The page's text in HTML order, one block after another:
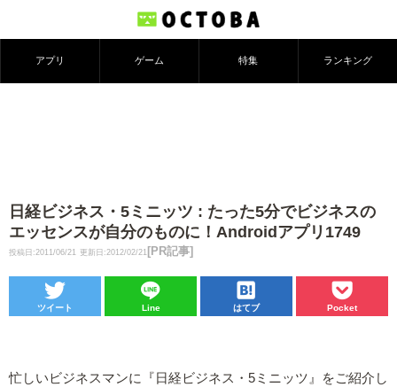
アプリ ゲーム 特集 ランキング
日経ビジネス・5ミニッツ : たった5分でビジネスの
エッセンスが自分のものに！Androidアプリ1749
投稿日:2011/06/21 更新日:2012/02/21 [PR記事]
ツイート Line はてブ Pocket
忙しいビジネスマンに『日経ビジネス・5ミニッツ』をご紹介し